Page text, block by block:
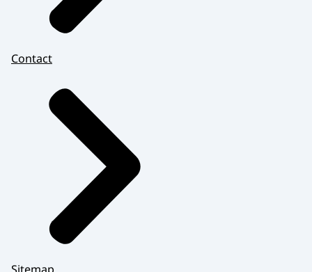
Contact
Sitemap